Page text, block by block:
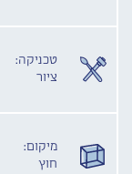
טכניקה:
ציור
מיקום:
חוץ